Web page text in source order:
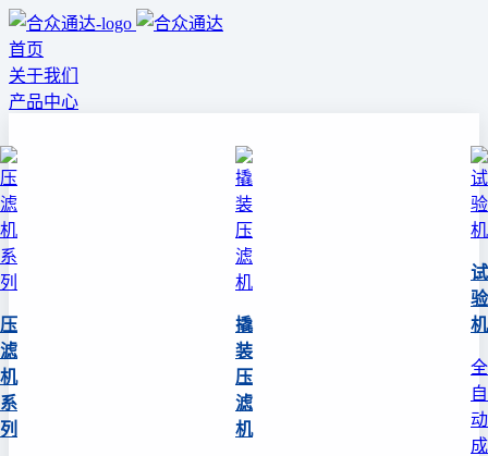
首页
关于我们
产品中心
压
滤
机
系
列
撬
装
压
滤
机
试
验
机
全
自
动
成